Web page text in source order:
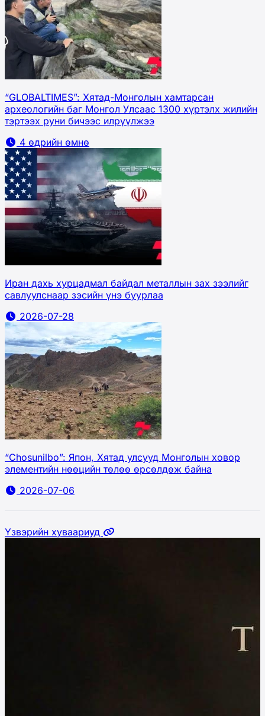
“GLOBALTIMES”: Хятад-Монголын хамтарсан
археологийн баг Монгол Улсаас 1300 хүртэлх жилийн
тэртээх руни бичээс илрүүлжээ
4 өдрийн өмнө
Иран дахь хурцадмал байдал металлын зах зээлийг
савлуулснаар зэсийн үнэ буурлаа
2026-07-28
“Chosunilbo”: Япон, Хятад улсууд Монголын ховор
элементийн нөөцийн төлөө өрсөлдөж байна
2026-07-06
Үзвэрийн хуваариуд